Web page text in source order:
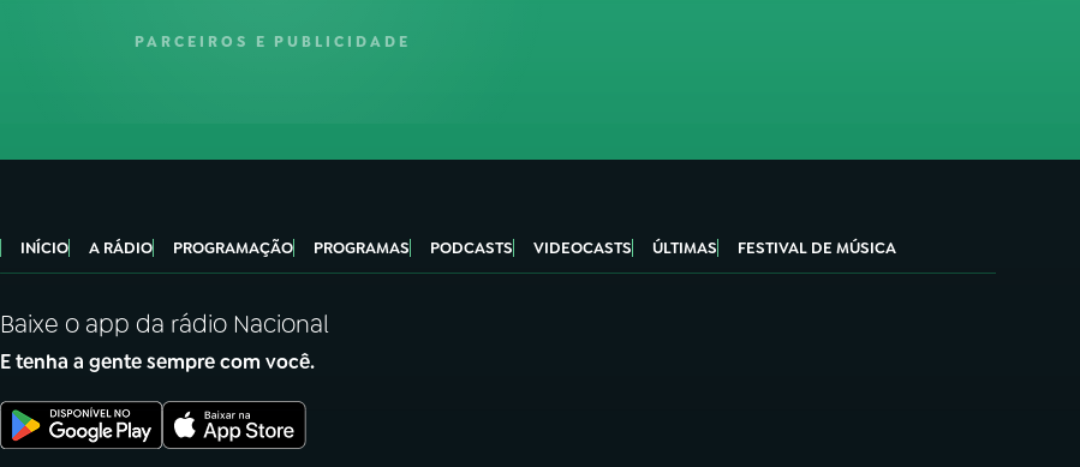
PARCEIROS E PUBLICIDADE
INÍCIO A RÁDIO PROGRAMAÇÃO PROGRAMAS PODCASTS VIDEOCASTS ÚLTIMAS FESTIVAL DE MÚSICA
Baixe o app da rádio Nacional
E tenha a gente sempre com você.